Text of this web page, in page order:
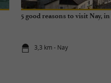
5 good reasons to visit Nay, in
3,3 km - Nay